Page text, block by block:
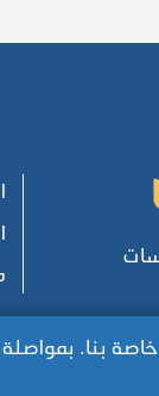
بنا.
سات